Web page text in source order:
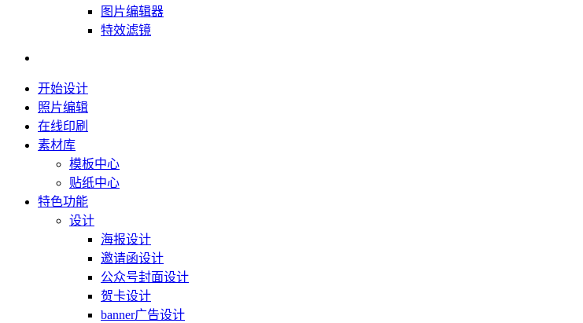
图片编辑器
特效滤镜
开始设计
照片编辑
在线印刷
素材库
模板中心
贴纸中心
特色功能
设计
海报设计
邀请函设计
公众号封面设计
贺卡设计
banner广告设计